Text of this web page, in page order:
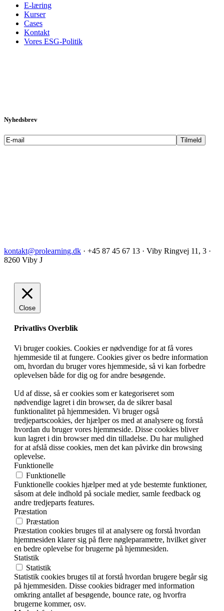
E-læring
Kurser
Cases
Kontakt
Vores ESG-Politik
Nyhedsbrev
kontakt@prolearning.dk · +45 87 45 67 13 · Viby Ringvej 11, 3 ·
8260 Viby J
Close
Privatlivs Overblik
Vi bruger cookies. Cookies er nødvendige for at få vores
hjemmeside til at fungere. Cookies giver os bedre information
om, hvordan du bruger vores hjemmeside, så vi kan forbedre
oplevelsen både for dig og for andre besøgende.
Ud af disse, så er cookies som er kategoriseret som
nødvendige lagret i din browser, da de sikrer basal
funktionalitet på hjemmesiden. Vi bruger også
tredjepartscookies, der hjælper os med at analysere og forstå
hvordan du bruger vores hjemmeside. Disse cookies bliver
kun lagret i din browser med din tilladelse. Du har mulighed
for at afslå disse cookies, men det kan påvirke din browsing
oplevelse.
Funktionelle
Funktionelle
Funktionelle cookies hjælper med at yde bestemte funktioner,
såsom at dele indhold på sociale medier, samle feedback og
andre tredjeparts features.
Præstation
Præstation
Præstation cookies bruges til at analysere og forstå hvordan
hjemmesiden klarer sig på flere nøgleparametre, hvilket giver
en bedre oplevelse for brugerne på hjemmesiden.
Statistik
Statistik
Statistik cookies bruges til at forstå hvordan brugere begår sig
på hjemmesiden. Disse cookies bidrager med information
omkring antallet af besøgende, bounce rate, og hvorfra
brugerne kommer, osv.